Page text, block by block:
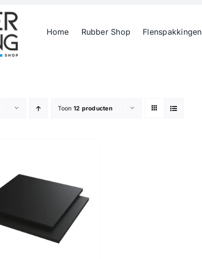
Home Rubber Shop Flenspakkingen
Toon 12 producten